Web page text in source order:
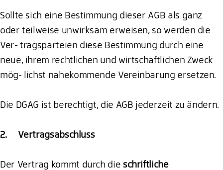
Sollte sich eine Bestimmung dieser AGB als ganz
oder teilweise unwirksam erweisen, so werden die
Ver- tragsparteien diese Bestimmung durch eine
neue, ihrem rechtlichen und wirtschaftlichen Zweck
mög- lichst nahekommende Vereinbarung ersetzen.
Die DGAG ist berechtigt, die AGB jederzeit zu ändern.
2. Vertragsabschluss
Der Vertrag kommt durch die schriftliche